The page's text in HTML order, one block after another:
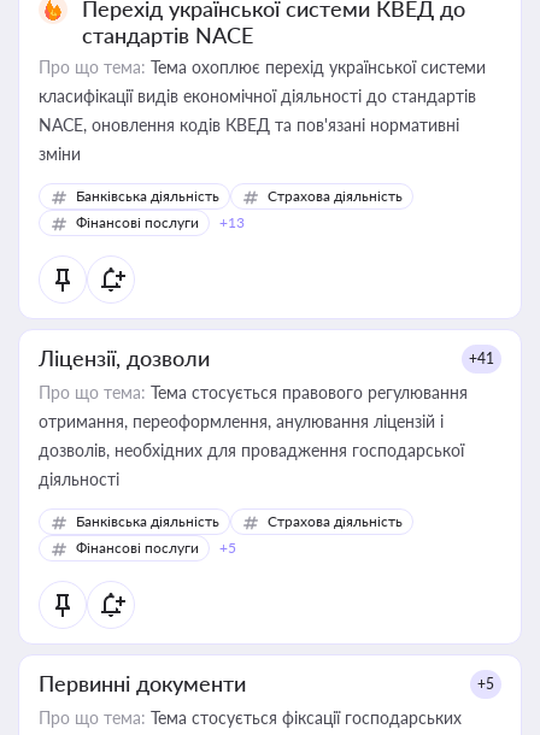
Перехід української системи КВЕД до
стандартів NACE
Про що тема: Тема охоплює перехід української системи
класифікації видів економічної діяльності до стандартів
NACE, оновлення кодів КВЕД та пов'язані нормативні
зміни
Банківська діяльність
Страхова діяльність
Фінансові послуги
+13
Ліцензії, дозволи +41
Про що тема: Тема стосується правового регулювання
отримання, переоформлення, анулювання ліцензій і
дозволів, необхідних для провадження господарської
діяльності
Банківська діяльність
Страхова діяльність
Фінансові послуги
+5
Первинні документи +5
Про що тема: Тема стосується фіксації господарських